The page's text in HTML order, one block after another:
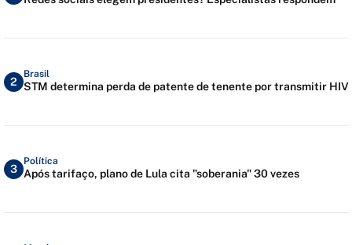
2
Brasil
STM determina perda de patente de tenente por transmitir HIV
3
Política
Após tarifaço, plano de Lula cita "soberania" 30 vezes